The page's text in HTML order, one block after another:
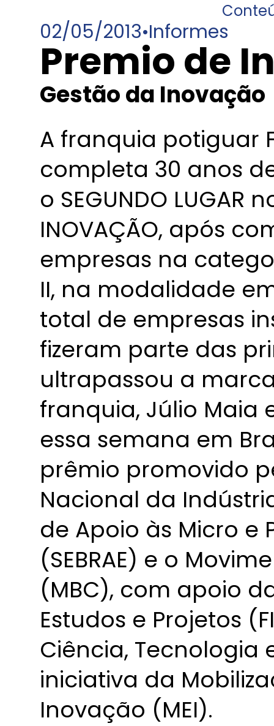
02/05/2013•Informes
Premio de
Gestão da Inovação
A franquia potiguar
completa 30 anos
o SEGUNDO LUGAR
INOVAÇÃO, após
empresas na
II, na modalidade
total de empresas
fizeram parte das
ultrapassou a
franquia, Júlio Maia
essa semana em
prêmio promovido
Nacional da
de Apoio às Micro e
(SEBRAE) e o
(MBC), com apoio
Estudos e Projetos
Ciência, Tecnologia
iniciativa da
Inovação (MEI).